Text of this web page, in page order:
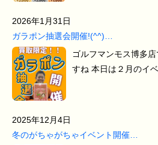
2026年1月31日
ガラポン抽選会開催!(^^)…
ゴルフマンモス博多
すね 本日は２月のイ
2025年12月4日
冬のがちゃがちゃイベント開催…